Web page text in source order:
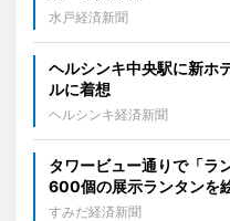
水戸経済新聞
ヘルシンキ中央駅に新
ルに着想
ヘルシンキ経済新聞
タワービュー通りで「
600個の展示ランタンを
すみだ経済新聞